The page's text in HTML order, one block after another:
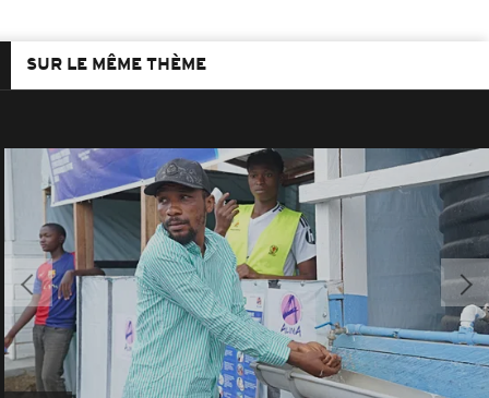
SUR LE MÊME THÈME